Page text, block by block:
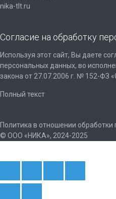
nika-tlt.ru
Согласие на обработку
Используя этот сайт, Вы даете
персональных данных, во
закона от 27.07.2006 г. № 152-ФЗ
Полный текст
Политика в отношении
© ООО «НИКА», 2024-2025